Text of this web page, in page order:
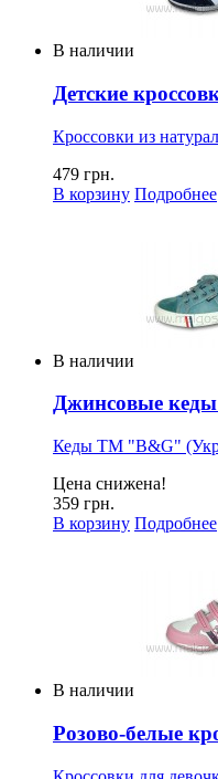
В наличии
Детские
Кроссовки из
479 грн.
В корзину Подробнее
В наличии
Джинсовые
Кеды ТМ "B&G"
Цена снижена!
359 грн.
В корзину Подробнее
В наличии
Розово-белые